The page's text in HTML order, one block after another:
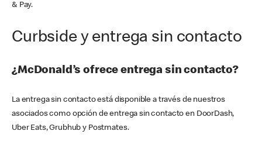
& Pay.
Curbside y entrega sin contacto
¿McDonald’s ofrece entrega sin contacto?
La entrega sin contacto está disponible a través de nuestros
asociados como opción de entrega sin contacto en DoorDash,
Uber Eats, Grubhub y Postmates.